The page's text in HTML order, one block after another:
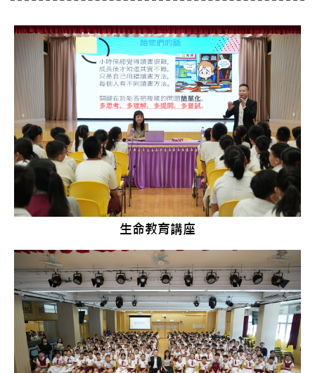
生命教育講座